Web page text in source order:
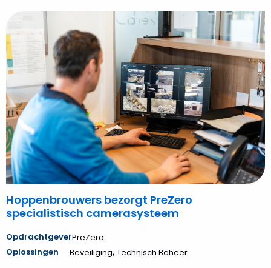
Hoppenbrouwers
bezorgt
PreZero
specialistisch
camerasysteem
Hoppenbrouwers bezorgt PreZero
specialistisch camerasysteem
OpdrachtgeverPreZero
Oplossingen
Beveiliging, Technisch Beheer